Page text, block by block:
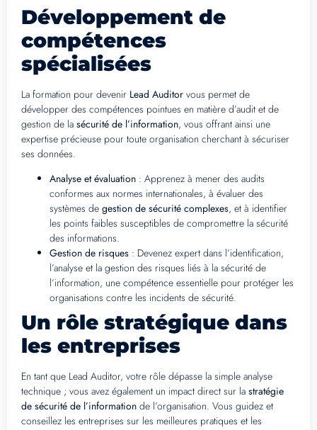
Développement de
compétences
spécialisées
La formation pour devenir Lead Auditor vous permet de
développer des compétences pointues en matière d’audit et de
gestion de la sécurité de l’information, vous offrant ainsi une
expertise précieuse pour toute organisation cherchant à sécuriser
ses données.
Analyse et évaluation : Apprenez à mener des audits
conformes aux normes internationales, à évaluer des
systèmes de gestion de sécurité complexes, et à identifier
les points faibles susceptibles de compromettre la sécurité
des informations.
Gestion de risques : Devenez expert dans l’identification,
l’analyse et la gestion des risques liés à la sécurité de
l’information, une compétence essentielle pour protéger les
organisations contre les incidents de sécurité.
Un rôle stratégique dans
les entreprises
En tant que Lead Auditor, votre rôle dépasse la simple analyse
technique ; vous avez également un impact direct sur la stratégie
de sécurité de l’information de l’organisation. Vous guidez et
conseillez les entreprises sur les meilleures pratiques et les